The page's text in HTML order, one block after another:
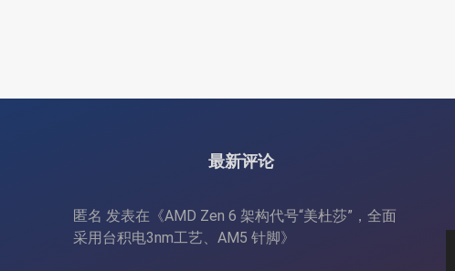
最新评论
匿名 发表在《AMD Zen 6 架构代号“美杜莎”，全面
采用台积电3nm工艺、AM5 针脚》